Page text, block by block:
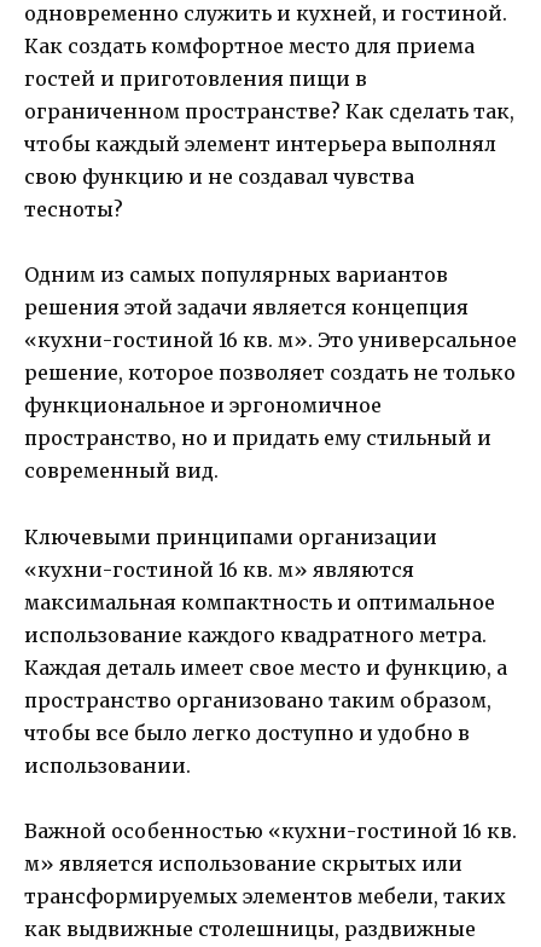
одновременно служить и кухней, и гостиной.
Как создать комфортное место для приема
гостей и приготовления пищи в
ограниченном пространстве? Как сделать так,
чтобы каждый элемент интерьера выполнял
свою функцию и не создавал чувства
тесноты?
Одним из самых популярных вариантов
решения этой задачи является концепция
«кухни-гостиной 16 кв. м». Это универсальное
решение, которое позволяет создать не только
функциональное и эргономичное
пространство, но и придать ему стильный и
современный вид.
Ключевыми принципами организации
«кухни-гостиной 16 кв. м» являются
максимальная компактность и оптимальное
использование каждого квадратного метра.
Каждая деталь имеет свое место и функцию, а
пространство организовано таким образом,
чтобы все было легко доступно и удобно в
использовании.
Важной особенностью «кухни-гостиной 16 кв.
м» является использование скрытых или
трансформируемых элементов мебели, таких
как выдвижные столешницы, раздвижные